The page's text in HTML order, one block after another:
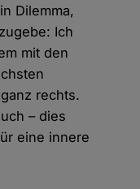
Dilemma,
Ich
mit den
rechts.
– dies
eine innere